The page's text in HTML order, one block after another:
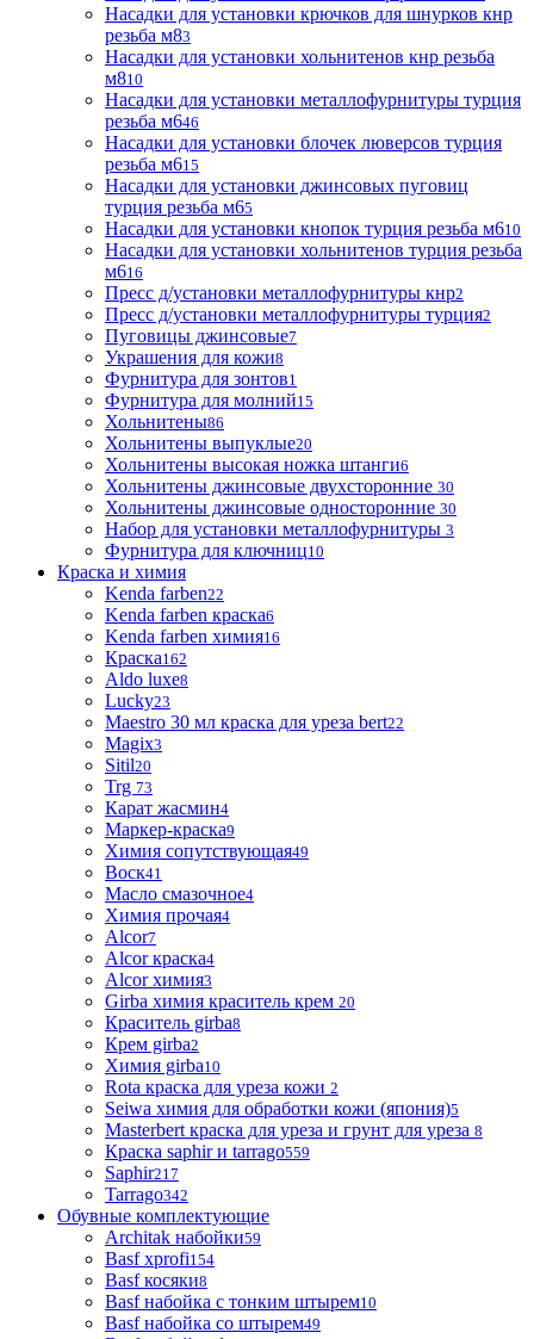
Насадки для установки крючков для шнурков кнр
резьба м83
Насадки для установки хольнитенов кнр резьба
м810
Насадки для установки металлофурнитуры турция
резьба м646
Насадки для установки блочек люверсов турция
резьба м615
Насадки для установки джинсовых пуговиц
турция резьба м65
Насадки для установки кнопок турция резьба м610
Насадки для установки хольнитенов турция резьба
м616
Пресс д/установки металлофурнитуры кнр2
Пресс д/установки металлофурнитуры турция2
Пуговицы джинсовые7
Украшения для кожи8
Фурнитура для зонтов1
Фурнитура для молний15
Хольнитены86
Хольнитены выпуклые20
Хольнитены высокая ножка штанги6
Хольнитены джинсовые двухсторонние 30
Хольнитены джинсовые односторонние 30
Набор для установки металлофурнитуры 3
Фурнитура для ключниц10
Краска и химия
Kenda farben22
Kenda farben краска6
Kenda farben химия16
Краска162
Aldo luxe8
Lucky23
Maestro 30 мл краска для уреза bert22
Magix3
Sitil20
Trg 73
Карат жасмин4
Маркер-краска9
Химия сопутствующая49
Воск41
Масло смазочное4
Химия прочая4
Alcor7
Alcor краска4
Alcor химия3
Girba химия краситель крем 20
Краситель girba8
Крем girba2
Химия girba10
Rota краска для уреза кожи 2
Seiwa химия для обработки кожи (япония)5
Masterbert краска для уреза и грунт для уреза 8
Краска saphir и tarrago559
Saphir217
Tarrago342
Обувные комплектующие
Architak набойки59
Basf xprofi154
Basf косяки8
Basf набойка с тонким штырем10
Basf набойка со штырем49